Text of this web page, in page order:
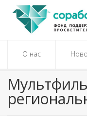
О нас